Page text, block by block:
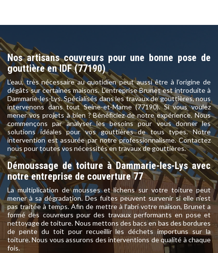
Nos artisans couvreurs pour une bonne pose de
gouttière en IDF (77190)
L’eau, très nécessaire au quotidien peut aussi être à l’origine de
dégâts sur certaines maisons. L’entreprise Brunet est introduite à
Dammarie-les-Lys. Spécialisés dans les travaux de gouttières, nous
intervenons dans tout Seine-et-Marne (77190). Si vous voulez
mener vos projets à bien ? Bénéficiez de notre expérience. Nous
commençons par analyser les besoins pour vous donner les
solutions idéales pour vos gouttières de tous types. Notre
intervention est assurée par notre professionnalisme. Contactez
nous pour toutes vos nécessités en travaux de gouttières.
Démoussage de toiture à Dammarie-les-Lys avec
notre entreprise de couverture 77
La multiplication de mousses et lichens sur votre toiture peut
mener à sa dégradation. Des fuites peuvent survenir si elle n’est
pas traitée à temps. Afin de mettre à l’abri votre maison, Brunet a
formé des couvreurs pour des travaux performants en pose et
nettoyage de toiture. Nous mettons des bacs en bas des bordures
de pente du toit pour recueillir les déchets importuns sur la
toiture. Nous vous assurons des interventions de qualité à chaque
fois.